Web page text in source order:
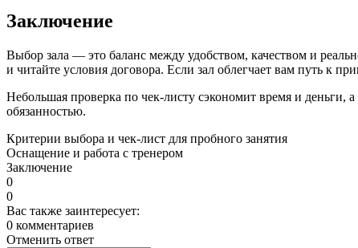
Заключение
Выбор зала — это баланс между удобством, качеством и
и читайте условия договора. Если зал облегчает вам путь к
Небольшая проверка по чек‑листу сэкономит время и
обязанностью.
Критерии выбора и чек‑лист для пробного занятия
Оснащение и работа с тренером
Заключение
0
0
Вас также заинтересует:
0 комментариев
Отменить ответ